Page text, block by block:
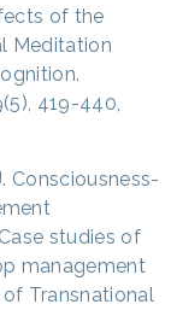
of the
Meditation
419-440,
Consciousness-
studies of
management
Transnational